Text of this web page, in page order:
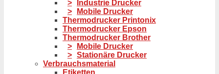
Industrie Drucker
Mobile Drucker
Thermodrucker Printonix
Thermodrucker Epson
Thermodrucker Brother
Mobile Drucker
Stationäre Drucker
Verbrauchsmaterial
Etiketten